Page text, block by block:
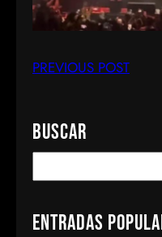
PREVIOUS POST
Buscar
e
r
Entradas